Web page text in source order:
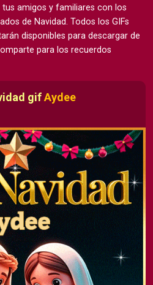
amigos y familiares con los
de Navidad. Todos los GIFs
disponibles para descargar de
para los recuerdos
gifAydee